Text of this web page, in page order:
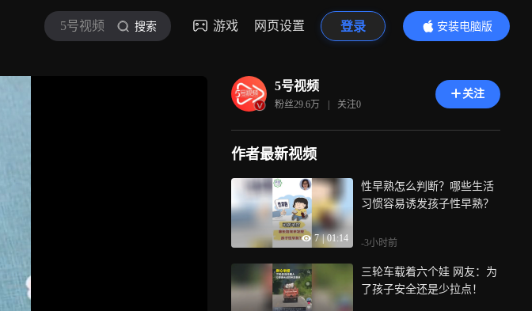
5号视频 搜索 游戏 网页设置 登录
安装电脑版
内容更精彩
5号视频
粉丝29.6万 | 关注0
关注
作者最新视频
7 | 01:14
性早熟怎么判断？哪些生活
习惯容易诱发孩子性早熟？
-3小时前
三轮车载着六个娃 网友：为
了孩子安全还是少拉点！